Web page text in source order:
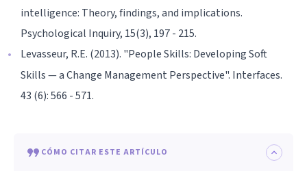
intelligence: Theory, findings, and implications.
Psychological Inquiry, 15(3), 197 - 215.
Levasseur, R.E. (2013). "People Skills: Developing Soft
Skills — a Change Management Perspective". Interfaces.
43 (6): 566 - 571.
CÓMO CITAR ESTE ARTÍCULO